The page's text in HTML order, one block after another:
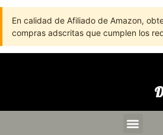
En calidad de Afiliado de Amazon,
compras adscritas que cumplen los